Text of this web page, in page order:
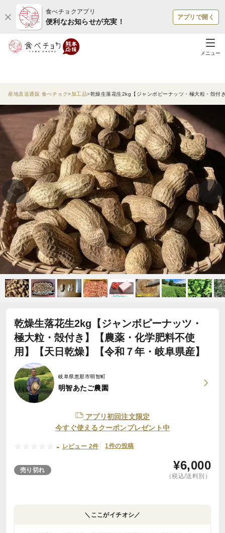
食べチョクアプリ
便利なお知らせが充実！
アプリで開く
メニュー
産地直送通販 食べチョク 加工品 乾燥生落花生2kg【ジャンボピーナッツ・極大粒・殻付
乾燥生落花生2kg【ジャンボピーナッツ・
極大粒・殻付き】【農薬・化学肥料不使
用】【天日乾燥】【令和７年・岐阜県産】
岐阜県恵那市明智町
明智あたご農園
アプリ初回注文限定
今すぐ使えるクーポンプレゼント中
- レビュー 2件 1件の投稿
売り切れ ¥6,000
（税込/送料別）
＼ここがイチオシ／